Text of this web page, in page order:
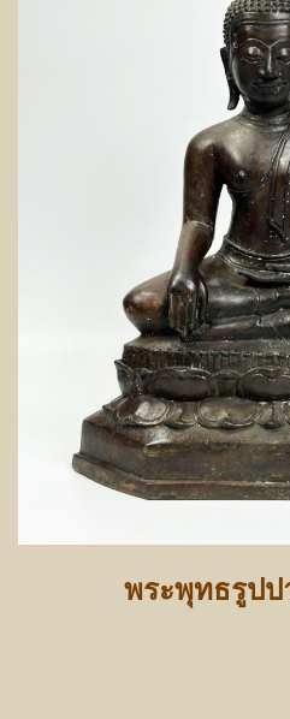
พระพุทธรูปป